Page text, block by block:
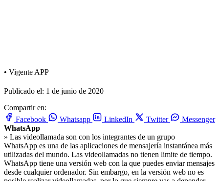
• Vigente APP
Publicado el: 1 de junio de 2020
Compartir en:
Facebook
Whatsapp LinkedIn Twitter
Messenger
WhatsApp
» Las videollamada son con los integrantes de un grupo
WhatsApp es una de las aplicaciones de mensajería instantánea más
utilizadas del mundo. Las videollamadas no tienen limite de tiempo.
WhatsApp tiene una versión web con la que puedes enviar mensajes
desde cualquier ordenador. Sin embargo, en la versión web no es